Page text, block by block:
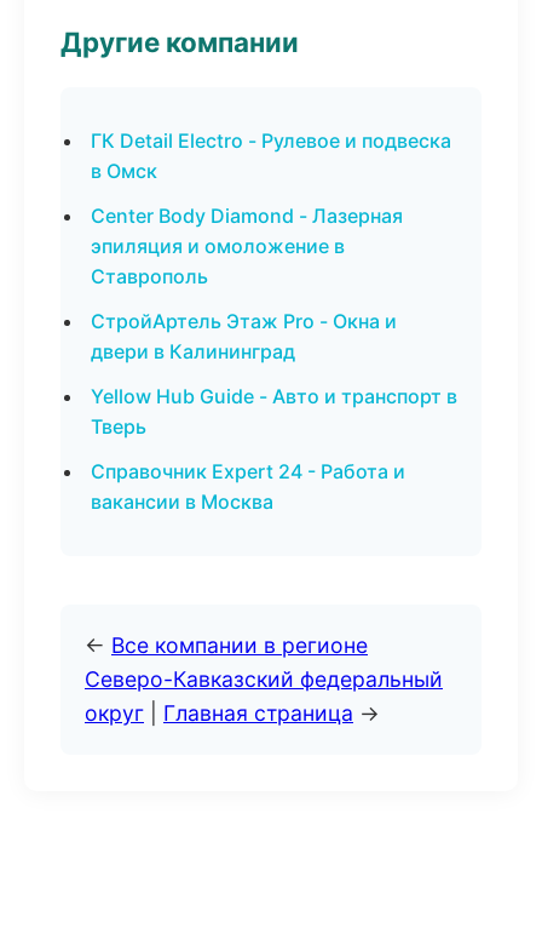
Другие компании
ГК Detail Electro - Рулевое и подвеска
в Омск
Center Body Diamond - Лазерная
эпиляция и омоложение в
Ставрополь
СтройАртель Этаж Pro - Окна и
двери в Калининград
Yellow Hub Guide - Авто и транспорт в
Тверь
Справочник Expert 24 - Работа и
вакансии в Москва
← Все компании в регионе
Северо-Кавказский федеральный
округ
Главная страница →